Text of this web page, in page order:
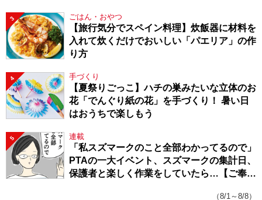
3 ごはん・おやつ
【旅行気分でスペイン料理】炊飯器に材料を
入れて炊くだけでおいしい「パエリア」の作
り方
4 手づくり
【夏祭りごっこ】ハチの巣みたいな立体のお
花「でんぐり紙の花」を手づくり！ 暑い日
はおうちで楽しもう
5 連載
「私スズマークのこと全部わかってるので」
PTAの一大イベント、スズマークの集計日、
保護者と楽しく作業をしていたら…【ご奉仕
（8/1～8/8）